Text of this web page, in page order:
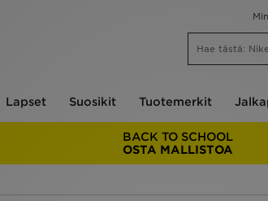
Lapset Suosikit Tuotemerkit
BACK TO SCHOOL
OSTA MALLISTOA